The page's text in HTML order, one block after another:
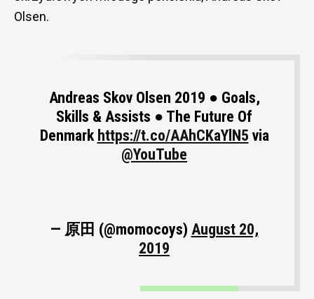
Olsen.
Andreas Skov Olsen 2019 ● Goals,
Skills & Assists ● The Future Of
Denmark https://t.co/AAhCKaYlN5 via
@YouTube
— 原田 (@momocoys) August 20,
2019